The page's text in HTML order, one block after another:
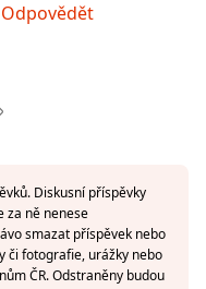
Odpovědět
Diskusní příspěvky
za ně nenese
smazat příspěvek nebo
či fotografie, urážky nebo
ČR. Odstraněny budou